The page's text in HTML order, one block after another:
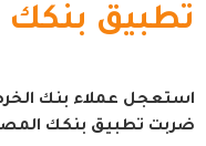
تطبيق بنكك
استعجل عملاء بنك
ضربت تطبيق بنكك